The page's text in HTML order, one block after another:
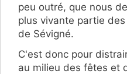
peu outré, que nous
plus vivante partie
de Sévigné.
C'est donc pour
au milieu des fêtes et